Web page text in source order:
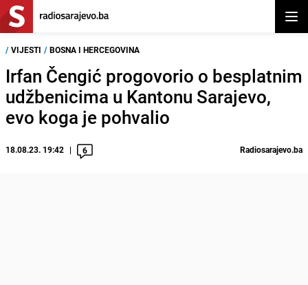
/ VIJESTI / BOSNA I HERCEGOVINA
Irfan Čengić progovorio o besplatnim
udžbenicima u Kantonu Sarajevo,
evo koga je pohvalio
18.08.23. 19:42 6 Radiosarajevo.ba